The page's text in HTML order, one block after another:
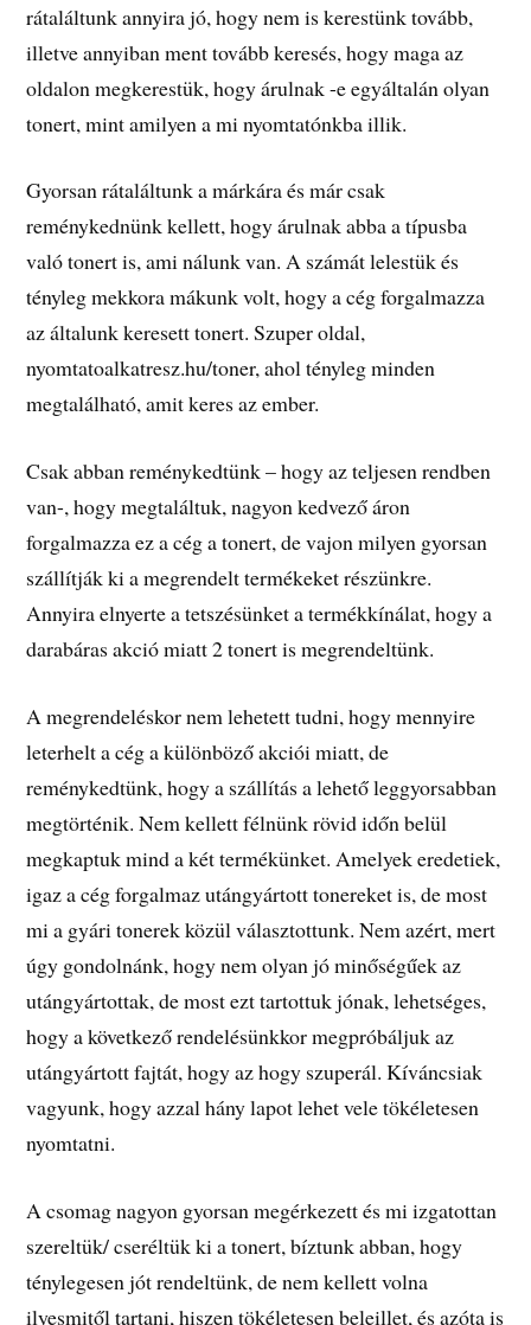
rátaláltunk annyira jó, hogy nem is kerestünk tovább,
illetve annyiban ment tovább keresés, hogy maga az
oldalon megkerestük, hogy árulnak -e egyáltalán olyan
tonert, mint amilyen a mi nyomtatónkba illik.
Gyorsan rátaláltunk a márkára és már csak
reménykednünk kellett, hogy árulnak abba a típusba
való tonert is, ami nálunk van. A számát lelestük és
tényleg mekkora mákunk volt, hogy a cég forgalmazza
az általunk keresett tonert. Szuper oldal,
nyomtatoalkatresz.hu/toner, ahol tényleg minden
megtalálható, amit keres az ember.
Csak abban reménykedtünk – hogy az teljesen rendben
van-, hogy megtaláltuk, nagyon kedvező áron
forgalmazza ez a cég a tonert, de vajon milyen gyorsan
szállítják ki a megrendelt termékeket részünkre.
Annyira elnyerte a tetszésünket a termékkínálat, hogy a
darabáras akció miatt 2 tonert is megrendeltünk.
A megrendeléskor nem lehetett tudni, hogy mennyire
leterhelt a cég a különböző akciói miatt, de
reménykedtünk, hogy a szállítás a lehető leggyorsabban
megtörténik. Nem kellett félnünk rövid időn belül
megkaptuk mind a két termékünket. Amelyek eredetiek,
igaz a cég forgalmaz utángyártott tonereket is, de most
mi a gyári tonerek közül választottunk. Nem azért, mert
úgy gondolnánk, hogy nem olyan jó minőségűek az
utángyártottak, de most ezt tartottuk jónak, lehetséges,
hogy a következő rendelésünkkor megpróbáljuk az
utángyártott fajtát, hogy az hogy szuperál. Kíváncsiak
vagyunk, hogy azzal hány lapot lehet vele tökéletesen
nyomtatni.
A csomag nagyon gyorsan megérkezett és mi izgatottan
szereltük/ cseréltük ki a tonert, bíztunk abban, hogy
ténylegesen jót rendeltünk, de nem kellett volna
ilyesmitől tartani, hiszen tökéletesen beleillet, és azóta is